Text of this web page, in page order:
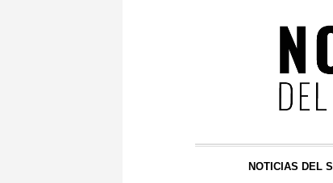
NOTICIAS DEL